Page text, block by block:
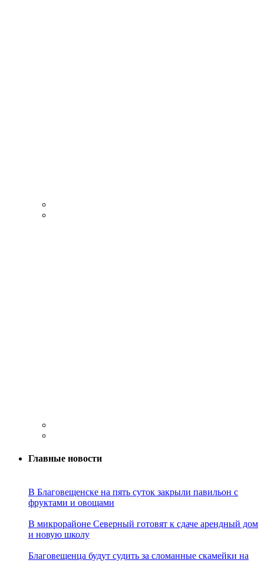
Главные новости
В Благовещенске на пять суток закрыли павильон с
фруктами и овощами
В микрорайоне Северный готовят к сдаче арендный дом
и новую школу
Благовещенца будут судить за сломанные скамейки на